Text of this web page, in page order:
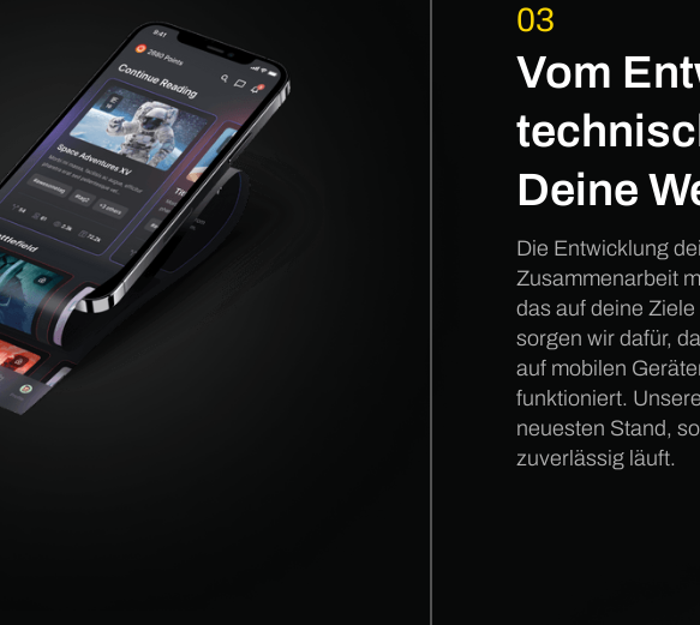
03
Vom
Deine
Die Entwicklung
Zusammenarbeit
das auf deine
sorgen wir dafür,
auf mobilen
funktioniert.
neuesten Stand,
zuverlässig läuft.